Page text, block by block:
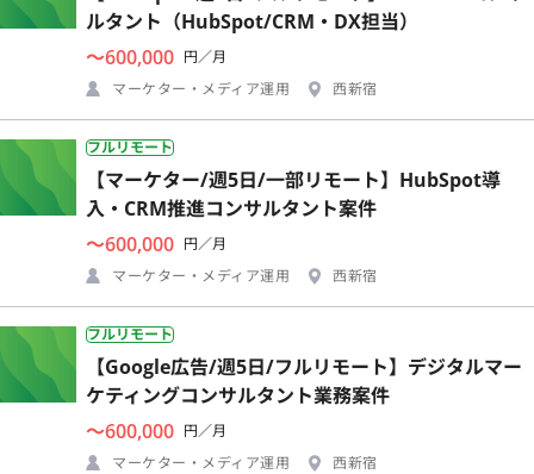
ルタント（HubSpot/CRM・DX担当）
〜600,000 円／月
マーケター・メディア運用
西新宿
フルリモート
【マーケター/週5日/一部リモート】HubSpot導
入・CRM推進コンサルタント案件
〜600,000 円／月
マーケター・メディア運用
西新宿
フルリモート
【Google広告/週5日/フルリモート】デジタルマー
ケティングコンサルタント業務案件
〜600,000 円／月
マーケター・メディア運用
西新宿